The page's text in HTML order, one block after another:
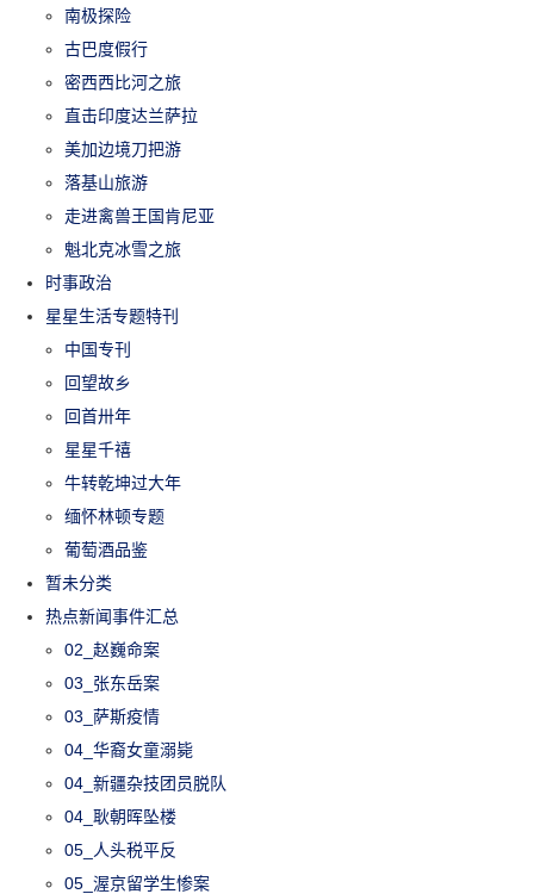
南极探险
古巴度假行
密西西比河之旅
直击印度达兰萨拉
美加边境刀把游
落基山旅游
走进禽兽王国肯尼亚
魁北克冰雪之旅
时事政治
星星生活专题特刊
中国专刊
回望故乡
回首卅年
星星千禧
牛转乾坤过大年
缅怀林顿专题
葡萄酒品鉴
暂未分类
热点新闻事件汇总
02_赵巍命案
03_张东岳案
03_萨斯疫情
04_华裔女童溺毙
04_新疆杂技团员脱队
04_耿朝晖坠楼
05_人头税平反
05_渥京留学生惨案